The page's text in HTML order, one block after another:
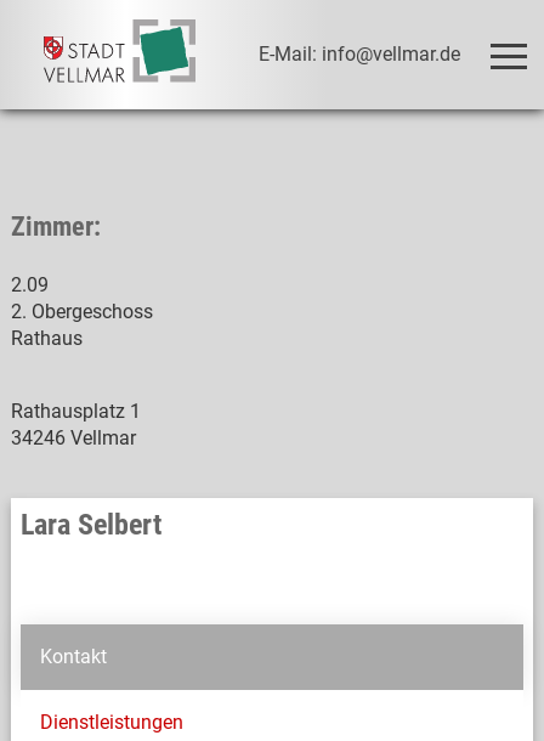
E-Mail: info@vellmar.de
Zimmer:
2.09
2. Obergeschoss
Rathaus
Rathausplatz 1
34246 Vellmar
Lara Selbert
Kontakt
Dienstleistungen